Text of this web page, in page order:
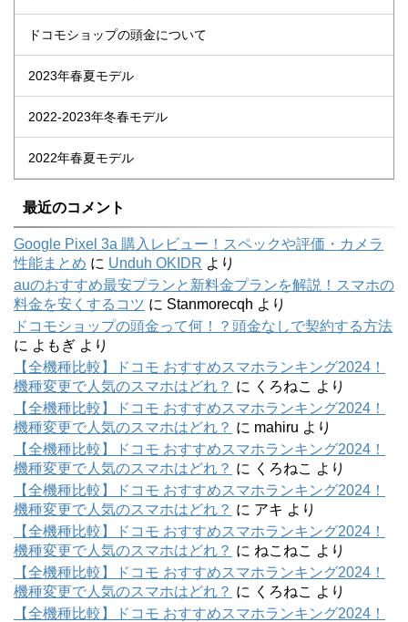
ドコモショップの頭金について
2023年春夏モデル
2022-2023年冬春モデル
2022年春夏モデル
最近のコメント
Google Pixel 3a 購入レビュー！スペックや評価・カメラ
性能まとめ に Unduh OKIDR より
auのおすすめ最安プランと新料金プランを解説！スマホの
料金を安くするコツ に Stanmorecqh より
ドコモショップの頭金って何！？頭金なしで契約する方法
に よもぎ より
【全機種比較】ドコモ おすすめスマホランキング2024！
機種変更で人気のスマホはどれ？ に くろねこ より
【全機種比較】ドコモ おすすめスマホランキング2024！
機種変更で人気のスマホはどれ？ に mahiru より
【全機種比較】ドコモ おすすめスマホランキング2024！
機種変更で人気のスマホはどれ？ に くろねこ より
【全機種比較】ドコモ おすすめスマホランキング2024！
機種変更で人気のスマホはどれ？ に アキ より
【全機種比較】ドコモ おすすめスマホランキング2024！
機種変更で人気のスマホはどれ？ に ねこねこ より
【全機種比較】ドコモ おすすめスマホランキング2024！
機種変更で人気のスマホはどれ？ に くろねこ より
【全機種比較】ドコモ おすすめスマホランキング2024！